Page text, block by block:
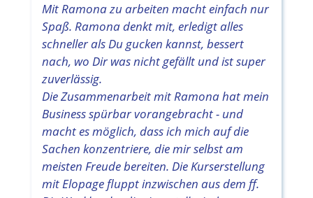
Mit Ramona zu arbeiten macht einfach nur
Spaß. Ramona denkt mit, erledigt alles
schneller als Du gucken kannst, bessert
nach, wo Dir was nicht gefällt und ist super
zuverlässig.
Die Zusammenarbeit mit Ramona hat mein
Business spürbar vorangebracht - und
macht es möglich, dass ich mich auf die
Sachen konzentriere, die mir selbst am
meisten Freude bereiten. Die Kurserstellung
mit Elopage fluppt inzwischen aus dem ff.